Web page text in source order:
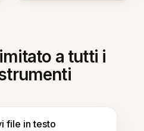
a tutti i
file in testo